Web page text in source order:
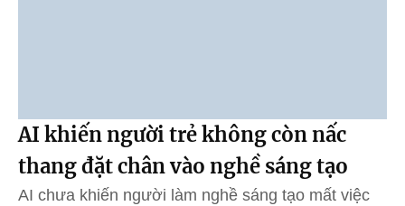
AI khiến người trẻ không còn nấc
thang đặt chân vào nghề sáng tạo
AI chưa khiến người làm nghề sáng tạo mất việc